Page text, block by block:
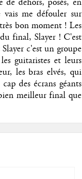
dehors, posés, en
me défouler sur
bon moment ! Les
final, Slayer ! C'est
c'est un groupe
guitaristes et leurs
les bras elvés, qui
des écrans géants
meilleur final que